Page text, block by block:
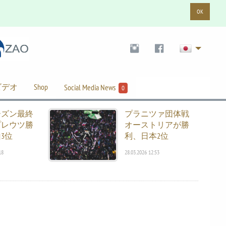
OK
オ Shop Social Media News 0
ン最終
ウツ勝
位
プラニツァ団体戦
オーストリアが勝
利、日本2位
28.03.2026 12:53